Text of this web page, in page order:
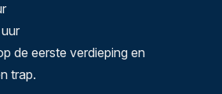
de eerste verdieping en
trap.